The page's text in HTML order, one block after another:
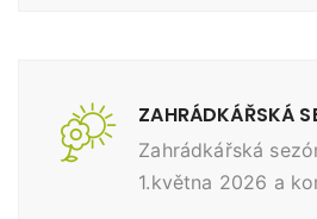
ZAHRÁDKÁŘSKÁ
Zahrádkářská
1.května 2026 a